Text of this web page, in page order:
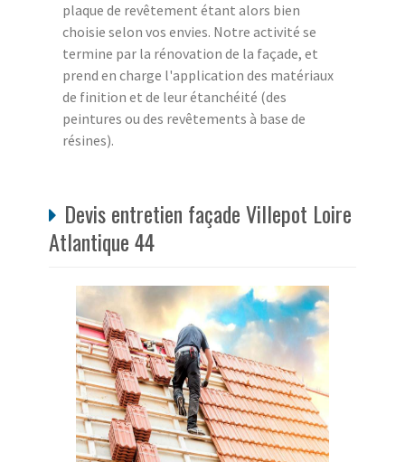
plaque de revêtement étant alors bien
choisie selon vos envies. Notre activité se
termine par la rénovation de la façade, et
prend en charge l'application des matériaux
de finition et de leur étanchéité (des
peintures ou des revêtements à base de
résines).
Devis entretien façade Villepot Loire
Atlantique 44